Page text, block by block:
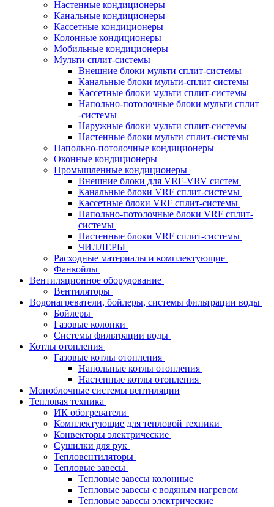
Настенные кондиционеры
Канальные кондиционеры
Кассетные кондиционеры
Колонные кондиционеры
Мобильные кондиционеры
Мульти сплит-системы
Внешние блоки мульти сплит-системы
Канальные блоки мульти-сплит системы
Кассетные блоки мульти сплит-системы
Напольно-потолочные блоки мульти сплит
-системы
Наружные блоки мульти сплит-системы
Настенные блоки мульти сплит-системы
Напольно-потолочные кондиционеры
Оконные кондиционеры
Промышленные кондиционеры
Внешние блоки для VRF-VRV систем
Канальные блоки VRF сплит-системы
Кассетные блоки VRF сплит-системы
Напольно-потолочные блоки VRF сплит-
системы
Настенные блоки VRF сплит-системы
ЧИЛЛЕРЫ
Расходные материалы и комплектующие
Фанкойлы
Вентиляционное оборудование
Вентиляторы
Водонагреватели, бойлеры, системы фильтрации воды
Бойлеры
Газовые колонки
Системы фильтрации воды
Котлы отопления
Газовые котлы отопления
Напольные котлы отопления
Настенные котлы отопления
Моноблочные системы вентиляции
Тепловая техника
ИК обогреватели
Комплектующие для тепловой техники
Конвекторы электрические
Сушилки для рук
Тепловентиляторы
Тепловые завесы
Тепловые завесы колонные
Тепловые завесы с водяным нагревом
Тепловые завесы электрические